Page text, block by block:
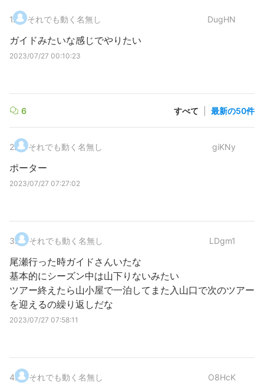
1. それでも動く名無し DugHN
ガイドみたいな感じでやりたい
2023/07/27 00:10:23
6 すべて 最新の50件
2. それでも動く名無し giKNy
ポーター
2023/07/27 07:27:02
3. それでも動く名無し LDgm1
尾瀬行った時ガイドさんいたな
基本的にシーズン中は山下りないみたい
ツアー終えたら山小屋で一泊してまた入山口で次のツアー
を迎えるの繰り返しだな
2023/07/27 07:58:11
4. それでも動く名無し O8HcK